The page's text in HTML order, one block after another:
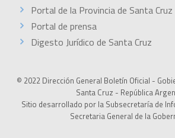
Portal de la Provincia de Santa Cruz
Portal de prensa
Digesto Jurídico de Santa Cruz
© 2022 Dirección General Boletín Oficial -
Santa Cruz - República
Sitio desarrollado por la Subsecretaría de
Secretaria General de la